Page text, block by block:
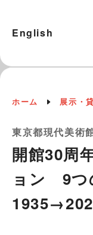
English
ホーム 展示・
東京都現代美術
開館30周
ョン 9つ